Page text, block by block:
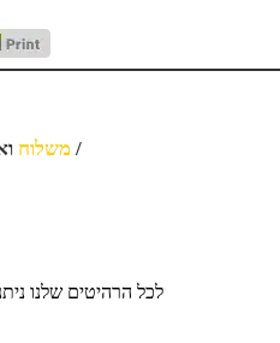
/משלוח
לכל הרהיטים שלנו